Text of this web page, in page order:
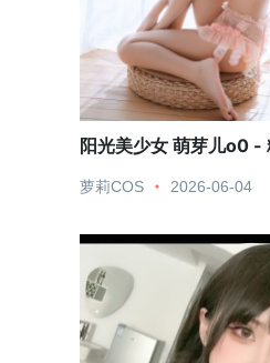
阳光美少女 萌芽儿o0 -
萝莉COS 2026-06-04